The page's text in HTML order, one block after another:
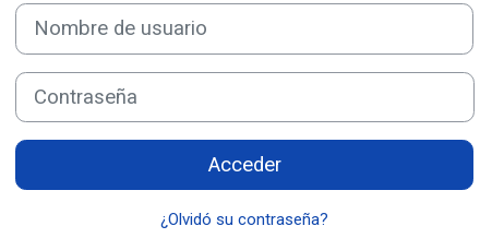
Nombre de usuario
Contraseña
Acceder
¿Olvidó su contraseña?